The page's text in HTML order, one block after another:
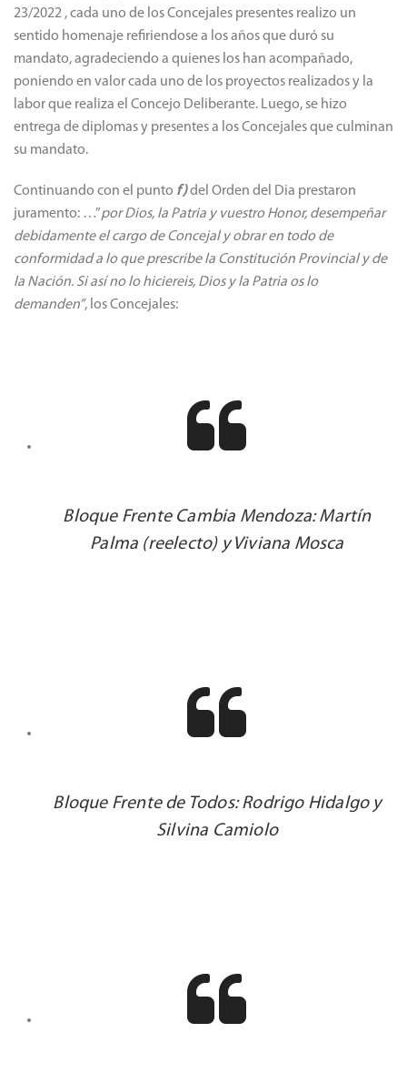
23/2022 , cada uno de los Concejales presentes realizo un
sentido homenaje refiriendose a los años que duró su
mandato, agradeciendo a quienes los han acompañado,
poniendo en valor cada uno de los proyectos realizados y la
labor que realiza el Concejo Deliberante. Luego, se hizo
entrega de diplomas y presentes a los Concejales que culminan
su mandato.
Continuando con el punto f)del Orden del Dia prestaron
juramento: …”por Dios, la Patria y vuestro Honor, desempeñar
debidamente el cargo de Concejal y obrar en todo de
conformidad a lo que prescribe la Constitución Provincial y de
la Nación. Si así no lo hiciereis, Dios y la Patria os lo
demanden”, los Concejales:
Bloque Frente Cambia Mendoza: Martín
Palma (reelecto) y Viviana Mosca
Bloque Frente de Todos: Rodrigo Hidalgo y
Silvina Camiolo